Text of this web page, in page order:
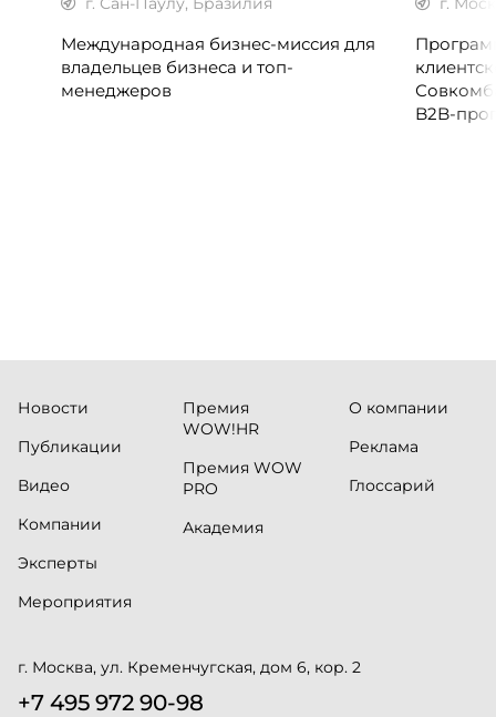
Международная бизнес-миссия для
владельцев бизнеса и топ-
менеджеров
B2B-
Новости
Публикации
Видео
Компании
Эксперты
Мероприятия
Премия
WOW!HR
Премия WOW
PRO
Академия
О компании
Реклама
Глоссарий
г. Москва, ул. Кременчугская, дом 6, кор. 2
+7 495 972 90-98